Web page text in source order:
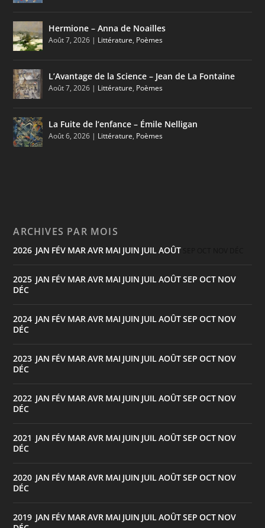
Hermione – Anna de Noailles
Août 7, 2026 | Littérature, Poèmes
L’Avantage de la Science – Jean de La Fontaine
Août 7, 2026 | Littérature, Poèmes
La Fuite de l’enfance – Émile Nelligan
Août 6, 2026 | Littérature, Poèmes
ARCHIVES PAR MOIS
2026 JAN FÉV MAR AVR MAI JUIN JUIL AOÛT
2025 JAN FÉV MAR AVR MAI JUIN JUIL AOÛTSEP OCT NOV
DÉC
2024 JAN FÉV MAR AVR MAI JUIN JUIL AOÛTSEP OCT NOV
DÉC
2023 JAN FÉV MAR AVR MAI JUIN JUIL AOÛTSEP OCT NOV
DÉC
2022 JAN FÉV MAR AVR MAI JUIN JUIL AOÛTSEP OCT NOV
DÉC
2021 JAN FÉV MAR AVR MAI JUIN JUIL AOÛTSEP OCT NOV
DÉC
2020 JAN FÉV MAR AVR MAI JUIN JUIL AOÛTSEP OCT NOV
DÉC
2019 JAN FÉV MAR AVR MAI JUIN JUIL AOÛTSEP OCT NOV